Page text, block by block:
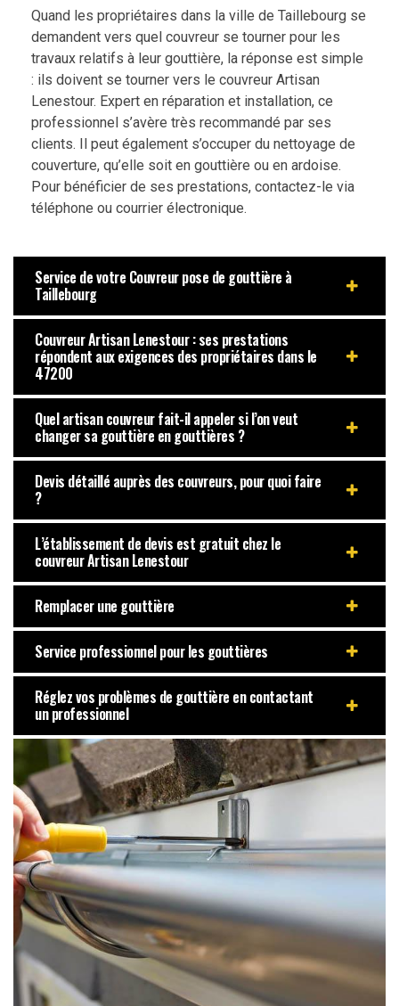
Quand les propriétaires dans la ville de Taillebourg se
demandent vers quel couvreur se tourner pour les
travaux relatifs à leur gouttière, la réponse est simple
: ils doivent se tourner vers le couvreur Artisan
Lenestour. Expert en réparation et installation, ce
professionnel s’avère très recommandé par ses
clients. Il peut également s’occuper du nettoyage de
couverture, qu’elle soit en gouttière ou en ardoise.
Pour bénéficier de ses prestations, contactez-le via
téléphone ou courrier électronique.
Service de votre Couvreur pose de gouttière à
Taillebourg
Couvreur Artisan Lenestour : ses prestations
répondent aux exigences des propriétaires dans le
47200
Quel artisan couvreur fait-il appeler si l’on veut
changer sa gouttière en gouttières ?
Devis détaillé auprès des couvreurs, pour quoi faire
?
L’établissement de devis est gratuit chez le
couvreur Artisan Lenestour
Remplacer une gouttière
Service professionnel pour les gouttières
Réglez vos problèmes de gouttière en contactant
un professionnel